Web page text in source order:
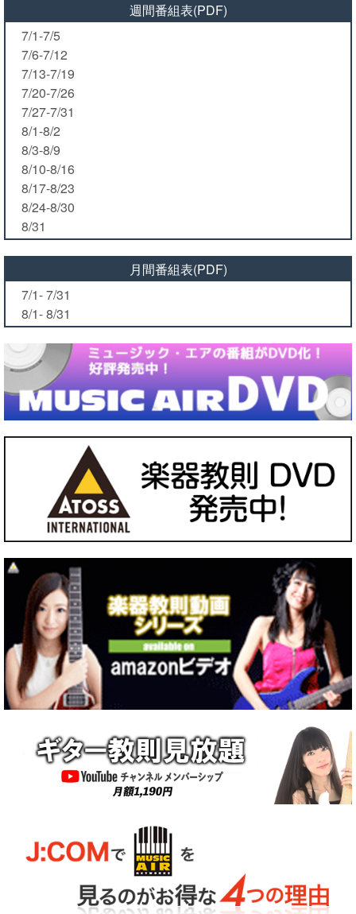
週間番組表(PDF)
7/1-7/5
7/6-7/12
7/13-7/19
7/20-7/26
7/27-7/31
8/1-8/2
8/3-8/9
8/10-8/16
8/17-8/23
8/24-8/30
8/31
月間番組表(PDF)
7/1- 7/31
8/1- 8/31